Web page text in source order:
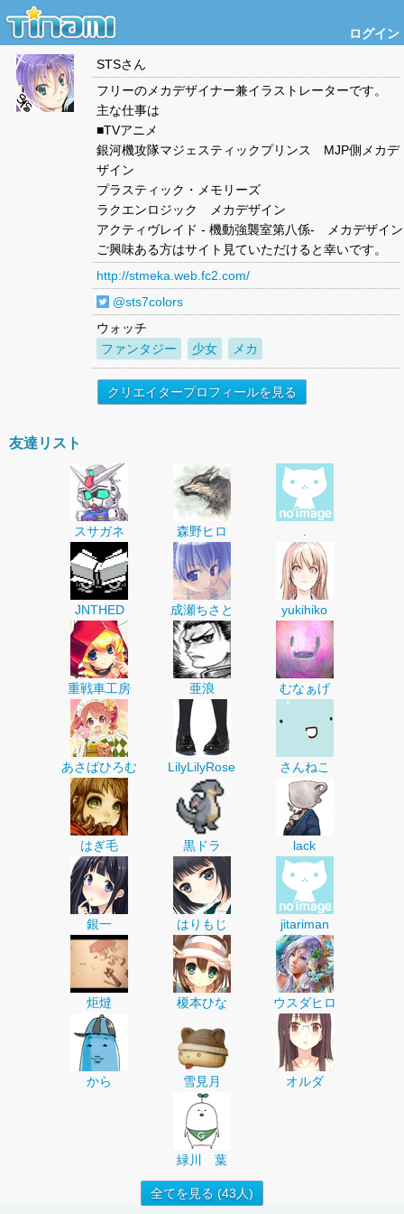
ログイン
STSさん
フリーのメカデザイナー兼イラストレーターです。
主な仕事は
■TVアニメ
銀河機攻隊マジェスティックプリンス MJP側メカデ
ザイン
プラスティック・メモリーズ
ラクエンロジック メカデザイン
アクティヴレイド - 機動強襲室第八係- メカデザイン
ご興味ある方はサイト見ていただけると幸いです。
http://stmeka.web.fc2.com/
@sts7colors
ウォッチ
ファンタジー
少女 メカ
クリエイタープロフィールを見る
友達リスト
スサガネ 森野ヒロ
JNTHED 成瀬ちさと yukihiko
重戦車工房 亜浪 むなぁげ
あさばひろむ LilyLilyRose さんねこ
はぎ毛 黒ドラ lack
銀一 はりもじ jitariman
炬燵 榎本ひな ウスダヒロ
から 雪見月 オルダ
緑川 葉
全てを見る (43人)